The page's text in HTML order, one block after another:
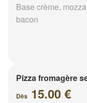
Base crème,
bacon
Pizza fromagère
Dès 15.00 €